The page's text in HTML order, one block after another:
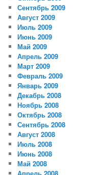
Сентябрь 2009
Август 2009
Июль 2009
Июнь 2009
Май 2009
Апрель 2009
Март 2009
Февраль 2009
Январь 2009
Декабрь 2008
Ноябрь 2008
Октябрь 2008
Сентябрь 2008
Август 2008
Июль 2008
Июнь 2008
Май 2008